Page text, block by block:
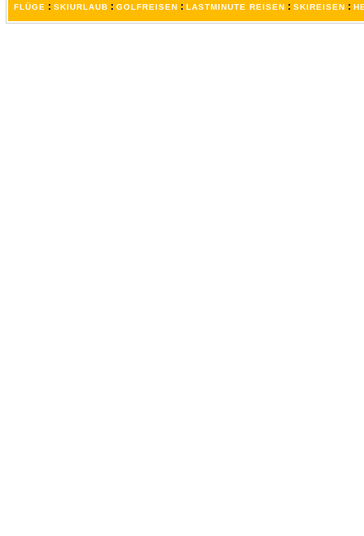
FLÜGE : SKIURLAUB : GOLFREISEN : LASTMINUTE REISEN : SKIREISEN :